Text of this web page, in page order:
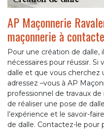
AP Maçonnerie
maçonnerie à
Pour une création de dalle,
nécessaires pour réussir.
dalle et que vous cherchez
adressez –vous à AP
professionnel de travaux
de réaliser une pose de
l’expérience et le savoir-
de dalle. Contactez-le pour